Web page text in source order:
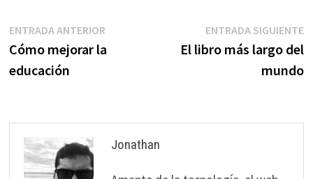
Navegación
de
ENTRADA ANTERIOREntrada
anterior:
Cómo mejorar la
educación
ENTRADA SIGUIENTE
El libro más largo del
mundo
Jonathan